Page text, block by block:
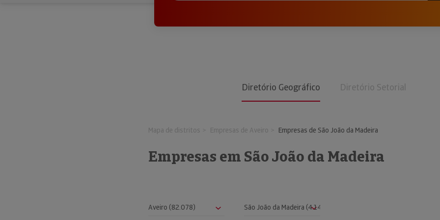
Diretório Geográfico Diretório Setorial
Mapa de distritos Empresas de Aveiro Empresas de São João da Madeira
Empresas em São João da Madeira